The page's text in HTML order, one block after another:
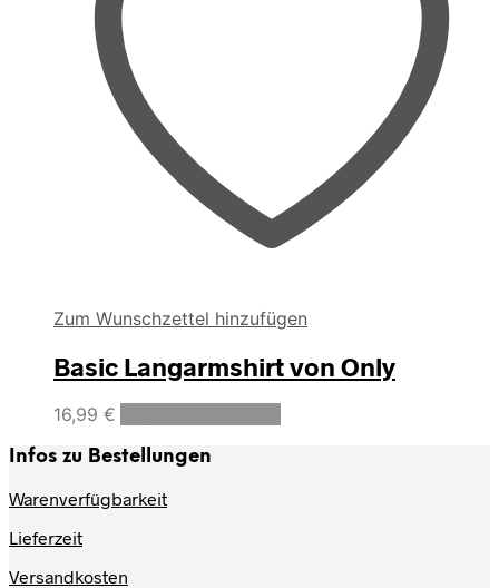
Zum Wunschzettel hinzufügen
Basic Langarmshirt von Only
16,99 €
Infos zu Bestellungen
Warenverfügbarkeit
Lieferzeit
Versandkosten